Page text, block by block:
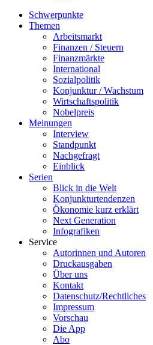
Schwerpunkte
Themen
Arbeitsmarkt
Finanzen / Steuern
Finanzmärkte
International
Sozialpolitik
Konjunktur / Wachstum
Wirtschaftspolitik
Nobelpreis
Meinungen
Interview
Standpunkt
Nachgefragt
Einblick
Serien
Blick in die Welt
Konjunkturtendenzen
Ökonomie kurz erklärt
Next Generation
Infografiken
Service
Autorinnen und Autoren
Druckausgaben
Über uns
Kontakt
Datenschutz/Rechtliches
Impressum
Vorschau
Die App
Abo